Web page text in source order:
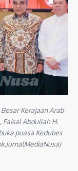
Kerajaan Arab
Faisal Abdullah H.
puasa Kedubes